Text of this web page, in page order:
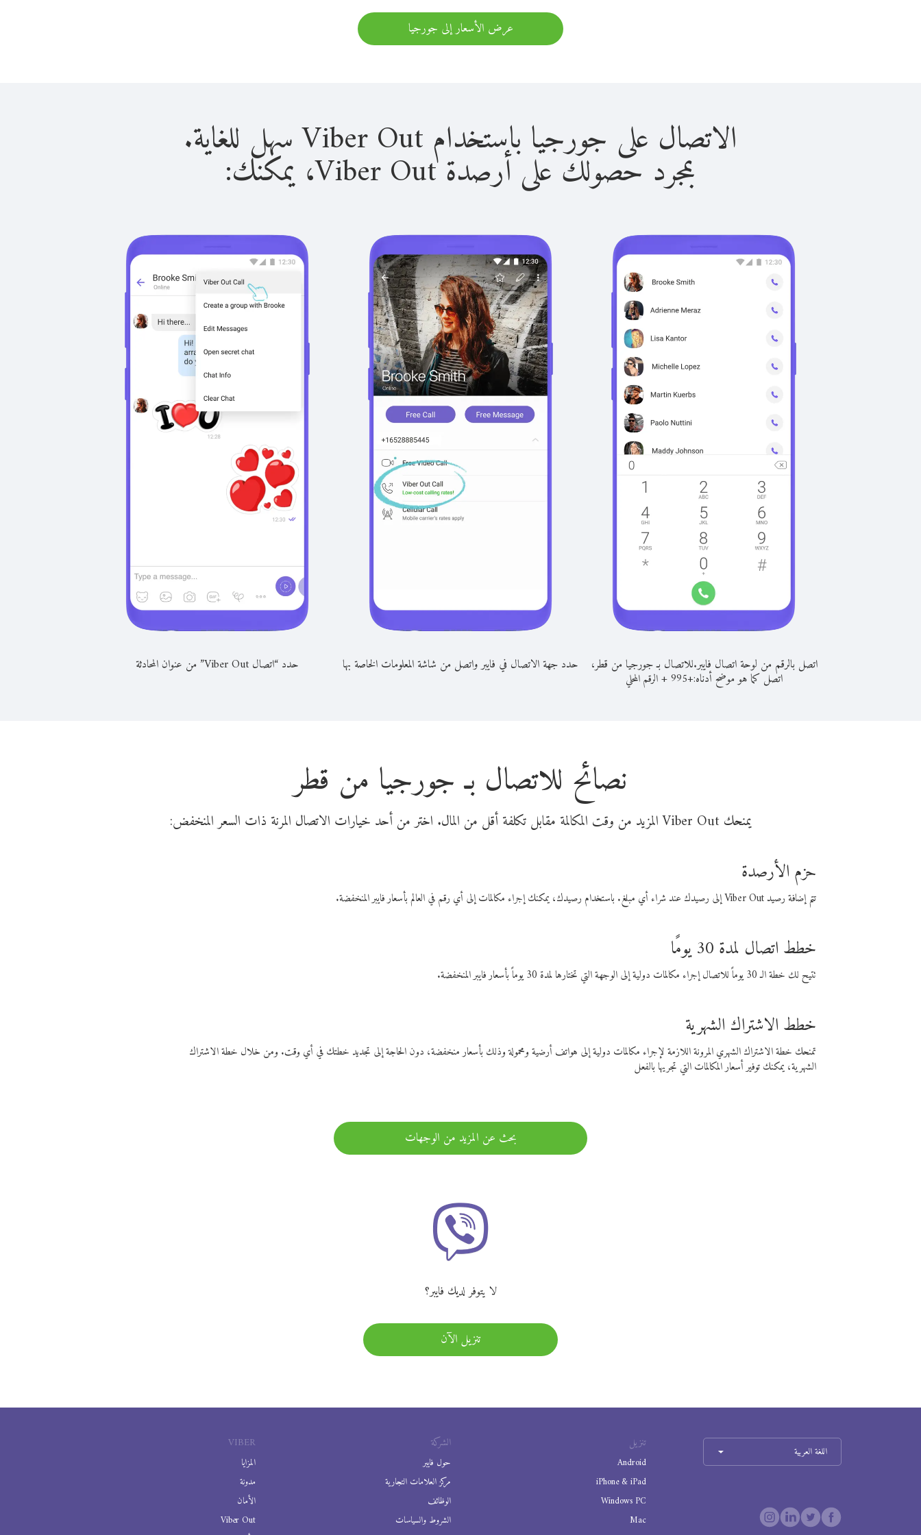
عرض الأسعار إلى جورجيا
الاتصال على جورجيا باستخدام Viber Out سهل للغاية.
بمجرد حصولك على أرصدة Viber Out، يمكنك:
اتصل بالرقم من لوحة اتصال فايبر.للاتصال بـ جورجيا من قطر،
اتصل كما هو موضح أدناه:+
995
+الرقم المحلي
حدد جهة الاتصال في فايبر واتصل من شاشة المعلومات الخاصة بها حدد “اتصال Viber Out” من عنوان المحادثة
نصائح للاتصال بـ جورجيا من قطر
يمنحك Viber Out المزيد من وقت المكالمة مقابل تكلفة أقل من المال. اختر من أحد خيارات الاتصال المرنة ذات السعر المنخفض:
حزم الأرصدة
تتم إضافة رصيد Viber Out إلى رصيدك عند شراء أي مبلغ. باستخدام رصيدك، يمكنك إجراء مكالمات إلى أي رقم في العالم بأسعار فايبر المنخفضة.
خطط اتصال لمدة 30 يومًا
تتيح لك خطة الـ 30 يوماً للاتصال إجراء مكالمات دولية إلى الوجهة التي تختارها لمدة 30 يوماً بأسعار فايبر المنخفضة.
خطط الاشتراك الشهرية
تمنحك خطة الاشتراك الشهري المرونة اللازمة لإجراء مكالمات دولية إلى هواتف أرضية ومحمولة وذلك بأسعار منخفضة، دون الحاجة إلى تجديد خطتك في أي وقت. ومن خلال خطة الاشتراك
الشهرية، يمكنك توفير أسعار المكالمات التي تجريها بالفعل
بحث عن المزيد من الوجهات
لا يتوفر لديك فايبر؟
تنزيل الآن
VIBER
المزايا
مدونة
الأمان
Viber Out
الشركة
حول فايبر
مركز العلامات التجارية
الوظائف
الشروط والسياسات
تنزيل
Android
iPhone & iPad
Windows PC
Mac
اللغة العربية